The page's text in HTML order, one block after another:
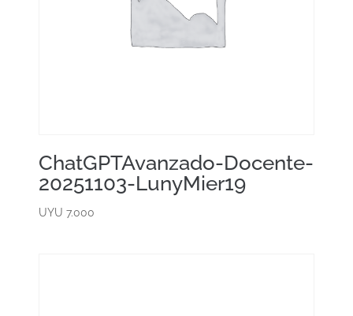
ChatGPTAvanzado-Docente-
20251103-LunyMier19
UYU 7.000